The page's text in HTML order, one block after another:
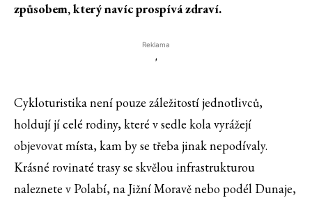
způsobem, který navíc prospívá zdraví.
Reklama
'
Cykloturistika není pouze záležitostí jednotlivců,
holdují jí celé rodiny, které v sedle kola vyrážejí
objevovat místa, kam by se třeba jinak nepodívaly.
Krásné rovinaté trasy se skvělou infrastrukturou
naleznete v Polabí, na Jižní Moravě nebo podél Dunaje,